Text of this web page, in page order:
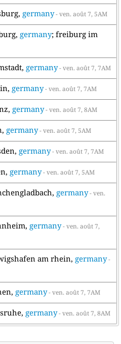
germany- ven. août 7, 5AM
germany; freiburg im
germany- ven. août 7, 7AM
germany- ven. août 7, 7AM
germany- ven. août 7, 8AM
germany- ven. août 7, 5AM
germany- ven. août 7, 7AM
germany- ven. août 7, 5AM
germany- ven.
germany- ven. août 7,
am rhein, germany-
germany- ven. août 7, 7AM
germany- ven. août 7, 8AM